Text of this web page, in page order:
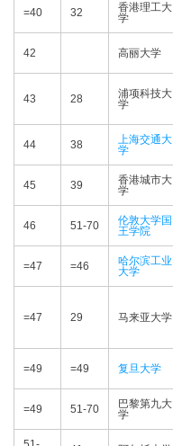
=40 32
香港理工大
学
42 高丽大学
43 28
浦项科技大
学
44 38
上海交通大
学
45 39
香港城市大
学
46 51-70
伦敦大学国
王学院
=47 =46
哈尔滨工业
大学
=47 29 马来亚大学
=49 =49 复旦大学
=49 51-70
巴黎第九大
学